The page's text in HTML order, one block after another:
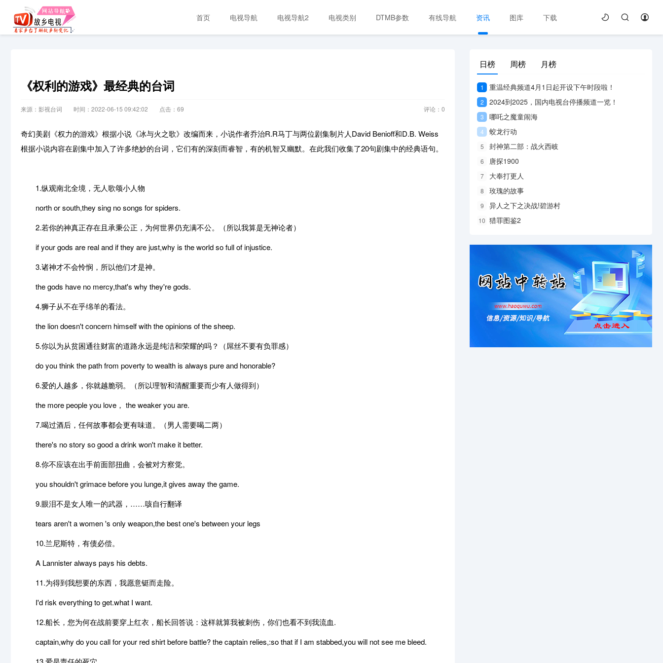
首页 电视导航 电视导航2 电视类别 DTMB参数 有线导航 资讯 图库 下载
《权利的游戏》最经典的台词
来源：影视台词 时间：2022-06-15 09:42:02 点击： 69 评论： 0
奇幻美剧《权力的游戏》根据小说《冰与火之歌》改编而来，小说作者乔治R.R马丁与两位剧集制片人David Benioff和D.B. Weiss
根据小说内容在剧集中加入了许多绝妙的台词，它们有的深刻而睿智，有的机智又幽默。在此我们收集了20句剧集中的经典语句。
1.纵观南北全境，无人歌颂小人物
north or south,they sing no songs for spiders.
2.若你的神真正存在且承秉公正，为何世界仍充满不公。（所以我算是无神论者）
if your gods are real and if they are just,why is the world so full of injustice.
3.诸神才不会怜悯，所以他们才是神。
the gods have no mercy,that's why they're gods.
4.狮子从不在乎绵羊的看法。
the lion doesn't concern himself with the opinions of the sheep.
5.你以为从贫困通往财富的道路永远是纯洁和荣耀的吗？（屌丝不要有负罪感）
do you think the path from poverty to wealth is always pure and honorable?
6.爱的人越多，你就越脆弱。（所以理智和清醒重要而少有人做得到）
the more people you love， the weaker you are.
7.喝过酒后，任何故事都会更有味道。（男人需要喝二两）
there's no story so good a drink won't make it better.
8.你不应该在出手前面部扭曲，会被对方察觉。
you shouldn't grimace before you lunge,it gives away the game.
9.眼泪不是女人唯一的武器，……咳自行翻译
tears aren't a women 's only weapon,the best one's between your legs
10.兰尼斯特，有债必偿。
A Lannister always pays his debts.
11.为得到我想要的东西，我愿意铤而走险。
I'd risk everything to get.what I want.
12.船长，您为何在战前要穿上红衣，船长回答说：这样就算我被刺伤，你们也看不到我流血.
captain,why do you call for your red shirt before battle? the captain relies,:so that if I am stabbed,you will not see me bleed.
日榜 周榜 月榜
1 重温经典频道4月1日起开设下午时段啦！
2 2024到2025，国内电视台停播频道一览！
3 哪吒之魔童闹海
4 蛟龙行动
5 封神第二部：战火西岐
6 唐探1900
7 大奉打更人
8 玫瑰的故事
9 异人之下之决战!碧游村
10 猎罪图鉴2